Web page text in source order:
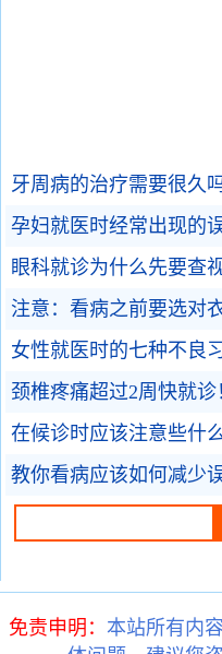
牙周病的治疗需要很久吗
孕妇就医时经常出现的
眼科就诊为什么先要查
注意：看病之前要选对
女性就医时的七种不良
颈椎疼痛超过2周快就诊
在候诊时应该注意些什么
教你看病应该如何减少
免责申明： 本站所有内